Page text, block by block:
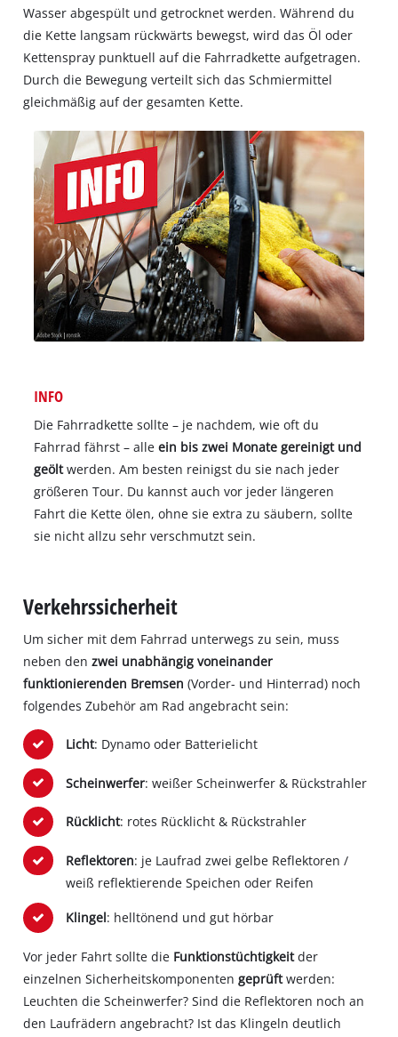
Wasser abgespült und getrocknet werden. Während du
die Kette langsam rückwärts bewegst, wird das Öl oder
Kettenspray punktuell auf die Fahrradkette aufgetragen.
Durch die Bewegung verteilt sich das Schmiermittel
gleichmäßig auf der gesamten Kette.
INFO
Die Fahrradkette sollte – je nachdem, wie oft du
Fahrrad fährst – alle ein bis zwei Monate gereinigt und
geöltwerden. Am besten reinigst du sie nach jeder
größeren Tour. Du kannst auch vor jeder längeren
Fahrt die Kette ölen, ohne sie extra zu säubern, sollte
sie nicht allzu sehr verschmutzt sein.
Verkehrssicherheit
Um sicher mit dem Fahrrad unterwegs zu sein, muss
neben denzwei unabhängig voneinander
funktionierenden Bremsen (Vorder- und Hinterrad) noch
folgendes Zubehör am Rad angebracht sein:
Licht: Dynamo oder Batterielicht
Scheinwerfer: weißer Scheinwerfer & Rückstrahler
Rücklicht: rotes Rücklicht & Rückstrahler
Reflektoren: je Laufrad zwei gelbe Reflektoren /
weiß reflektierende Speichen oder Reifen
Klingel: helltönend und gut hörbar
Vor jeder Fahrt sollte die Funktionstüchtigkeitder
einzelnen Sicherheitskomponentengeprüftwerden:
Leuchten die Scheinwerfer? Sind die Reflektoren noch an
den Laufrädern angebracht? Ist das Klingeln deutlich